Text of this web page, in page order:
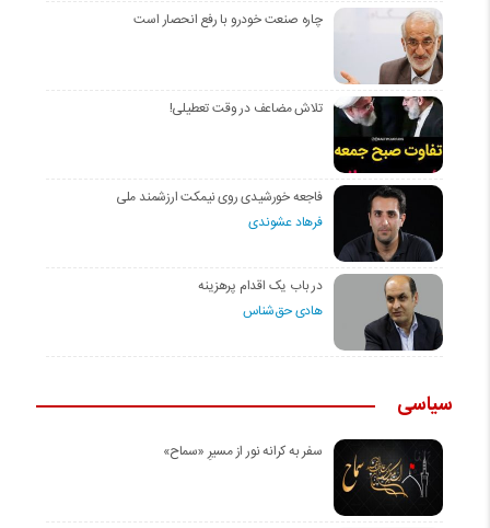
چاره صنعت خودرو با رفع انحصار است
تلاش مضاعف در وقت تعطیلی!
فاجعه خورشیدی روی نیمکت ارزشمند ملی
فرهاد عشوندی
در باب یک اقدام پرهزینه
هادی حق‌شناس
سیاسی
سفر به کرانه‌ نور از مسیرِ «سماح»